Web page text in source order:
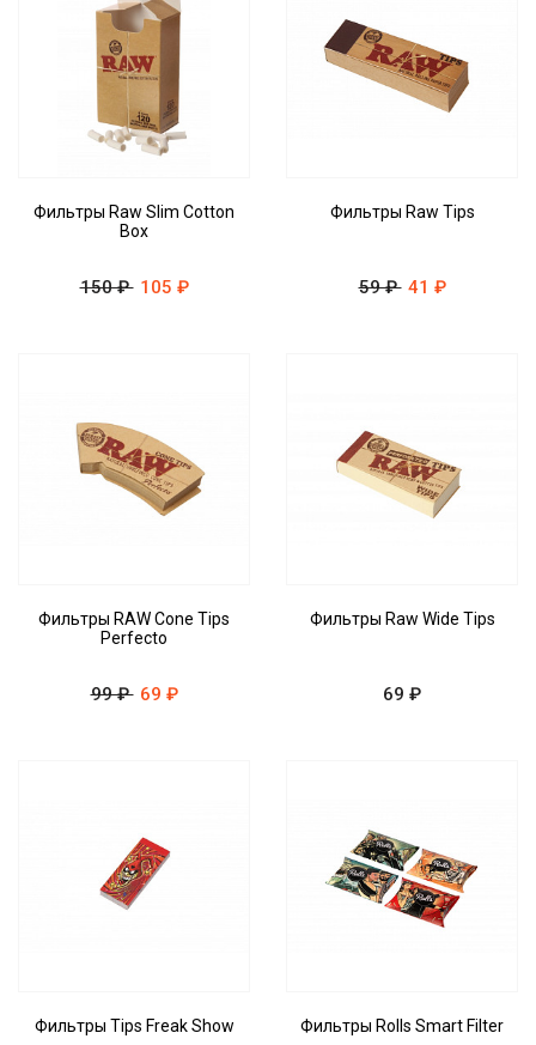
Фильтры Raw Slim Cotton
Box
150 ₽ 105 ₽
Фильтры Raw Tips
59 ₽ 41 ₽
Фильтры RAW Cone Tips
Perfecto
99 ₽ 69 ₽
Фильтры Raw Wide Tips
69 ₽
Фильтры Tips Freak Show Фильтры Rolls Smart Filter